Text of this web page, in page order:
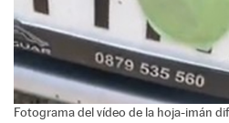
Fotograma del vídeo de la hoja-imán